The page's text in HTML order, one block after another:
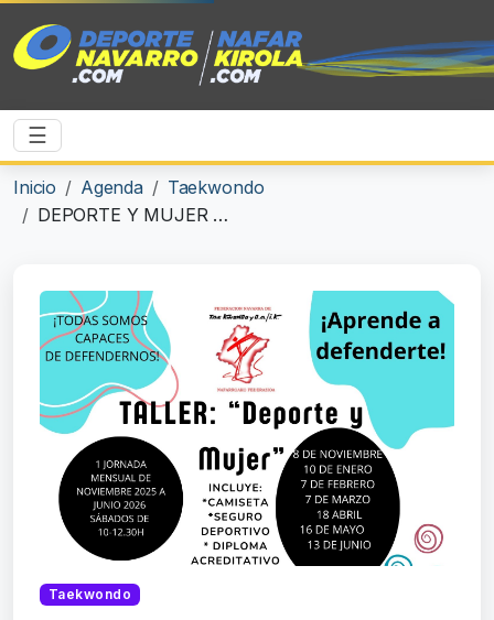
☰
Inicio Agenda
Taekwondo
DEPORTE Y MUJER 2025-2026
Taekwondo